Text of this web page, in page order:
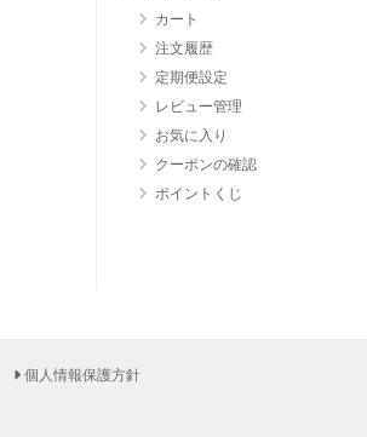
カート
注文履歴
定期便設定
レビュー管理
お気に入り
クーポンの確認
ポイントくじ
個人情報保護方針